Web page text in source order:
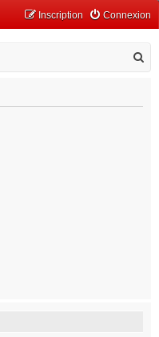
Connexion
Inscription